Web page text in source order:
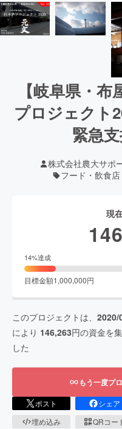
【岐阜県・
プロジェクト
緊急
株式会社農大サポ
フード・飲食店
現
14%達成
目標金額1,000,000円
このプロジェクトは、 2020/
により 146,263円の資金を
した
もう一度プ
ポスト シェア
埋め込み
QRコー